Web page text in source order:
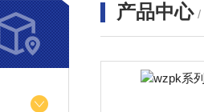
产品中心 /